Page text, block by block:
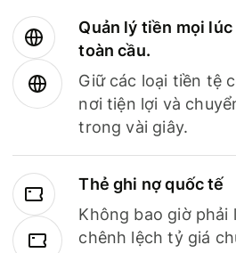
Quản lý tiền mọi
toàn cầu.
Giữ các loại tiền tệ
nơi tiện lợi và
trong vài giây.
Thẻ ghi nợ quốc tế
Không bao giờ phải
chênh lệch tỷ giá